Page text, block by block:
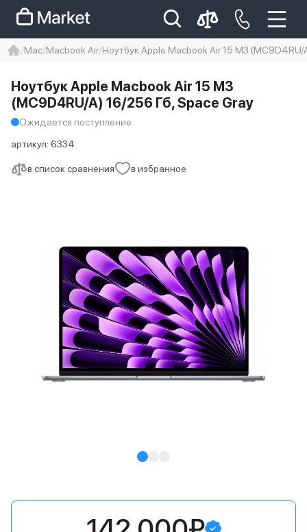
Iphone 14 pro max
айфон 14
Mac Macbook Air Ноутбук Apple Macbook Air 15 M3
в список сравнения в избранное
Ноутбук Apple Macbook Air 15 M3
(MC9D4RU/A) 16/256 Гб, Space Gray
Ожидается поступление
артикул: 6334